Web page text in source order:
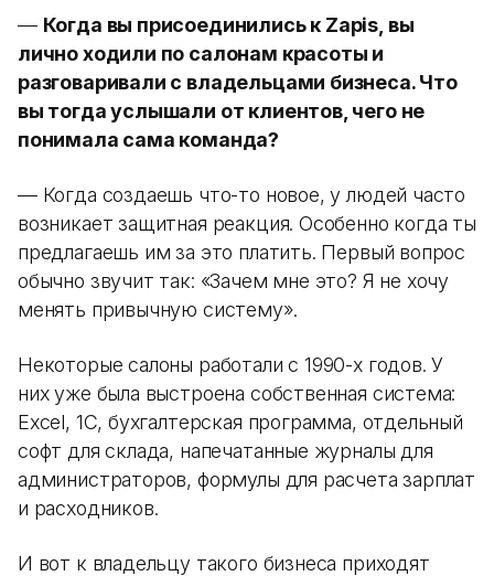
— Когда вы присоединились к Zapis, вы
лично ходили по салонам красоты и
разговаривали с владельцами бизнеса. Что
вы тогда услышали от клиентов, чего не
понимала сама команда?
— Когда создаешь что-то новое, у людей часто
возникает защитная реакция. Особенно когда ты
предлагаешь им за это платить. Первый вопрос
обычно звучит так: «Зачем мне это? Я не хочу
менять привычную систему».
Некоторые салоны работали с 1990-х годов. У
них уже была выстроена собственная система:
Excel, 1С, бухгалтерская программа, отдельный
софт для склада, напечатанные журналы для
администраторов, формулы для расчета зарплат
и расходников.
И вот к владельцу такого бизнеса приходят